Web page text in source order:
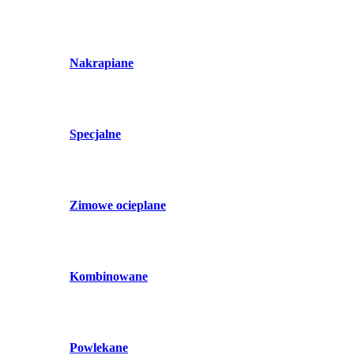
Nakrapiane
Specjalne
Zimowe ocieplane
Kombinowane
Powlekane